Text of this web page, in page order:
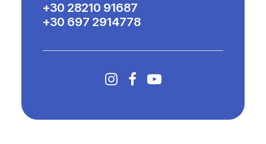
+30 28210 91687
+30 697 2914778